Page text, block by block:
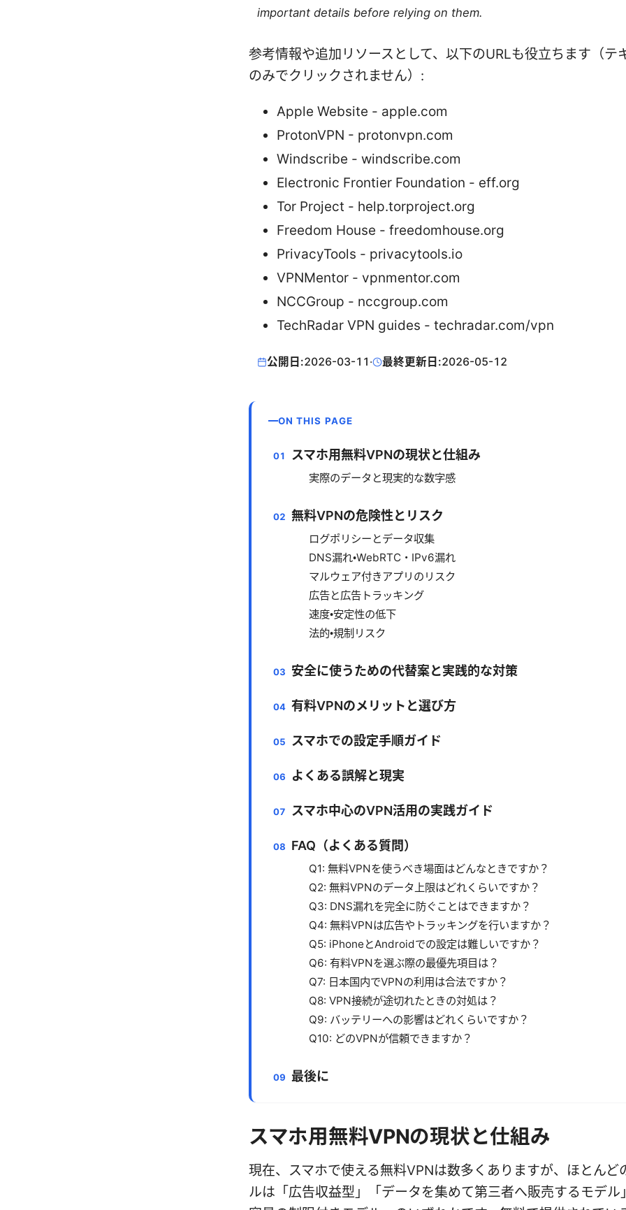
important details before relying on them.
参考情報や追加リソースとして、以下のURLも役立ちます（テ
のみでクリックされません）:
Apple Website - apple.com
ProtonVPN - protonvpn.com
Windscribe - windscribe.com
Electronic Frontier Foundation - eff.org
Tor Project - help.torproject.org
Freedom House - freedomhouse.org
PrivacyTools - privacytools.io
VPNMentor - vpnmentor.com
NCCGroup - nccgroup.com
TechRadar VPN guides - techradar.com/vpn
公開日:2026-03-11 · 最終更新日:2026-05-12
ON THIS PAGE
スマホ用無料VPNの現状と仕組み
実際のデータと現実的な数字感
無料VPNの危険性とリスク
ログポリシーとデータ収集
DNS漏れ・WebRTC・IPv6漏れ
マルウェア付きアプリのリスク
広告と広告トラッキング
速度・安定性の低下
法的・規制リスク
安全に使うための代替案と実践的な対策
有料VPNのメリットと選び方
スマホでの設定手順ガイド
よくある誤解と現実
スマホ中心のVPN活用の実践ガイド
FAQ（よくある質問）
Q1: 無料VPNを使うべき場面はどんなときですか？
Q2: 無料VPNのデータ上限はどれくらいですか？
Q3: DNS漏れを完全に防ぐことはできますか？
Q4: 無料VPNは広告やトラッキングを行いますか？
Q5: iPhoneとAndroidでの設定は難しいですか？
Q6: 有料VPNを選ぶ際の最優先項目は？
Q7: 日本国内でVPNの利用は合法ですか？
Q8: VPN接続が途切れたときの対処は？
Q9: バッテリーへの影響はどれくらいですか？
Q10: どのVPNが信頼できますか？
最後に
スマホ用無料VPNの現状と仕組み
現在、スマホで使える無料VPNは数多くありますが、ほとんど
ルは「広告収益型」「データを集めて第三者へ販売するモデル